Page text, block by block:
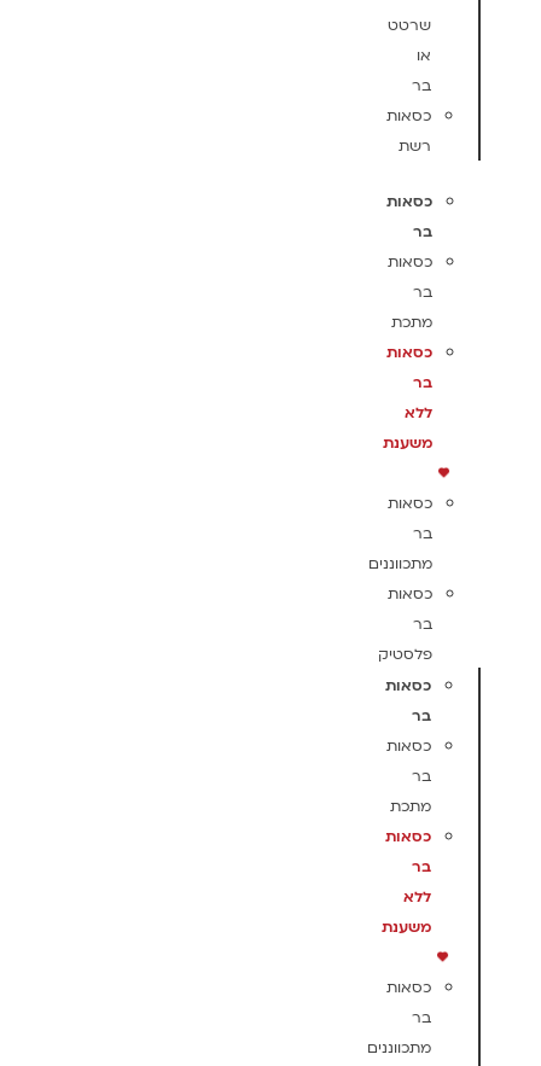
שרטט
או
בר
כסאות
רשת
כסאות
בר
כסאות
בר
מתכת
כסאות
בר
ללא
משענת
כסאות
בר
מתכווננים
כסאות
בר
פלסטיק
כסאות
בר
כסאות
בר
מתכת
כסאות
בר
ללא
משענת
כסאות
בר
מתכווננים